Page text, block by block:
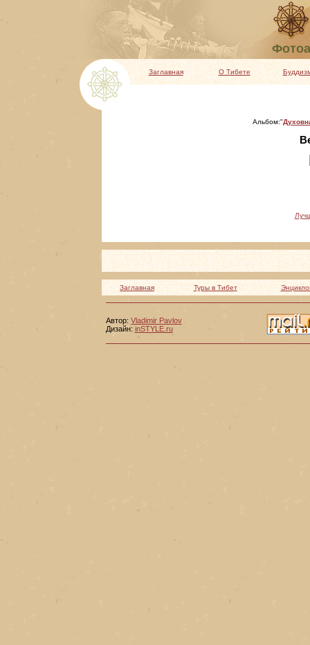
Заглавная О Тибете
Альбом:"
Заглавная Туры в Тибет
Автор: Vladimir Pavlov
Дизайн: inSTYLE.ru